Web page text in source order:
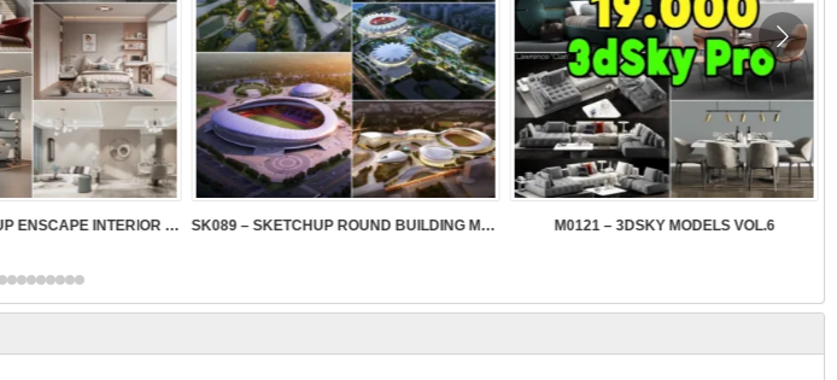
SK099 – SKETCHUP ENSCAPE INTERIOR VOL.2 SK089 – SKETCHUP ROUND BUILDING MODELS M0121 – 3DSKY MODELS VOL.6